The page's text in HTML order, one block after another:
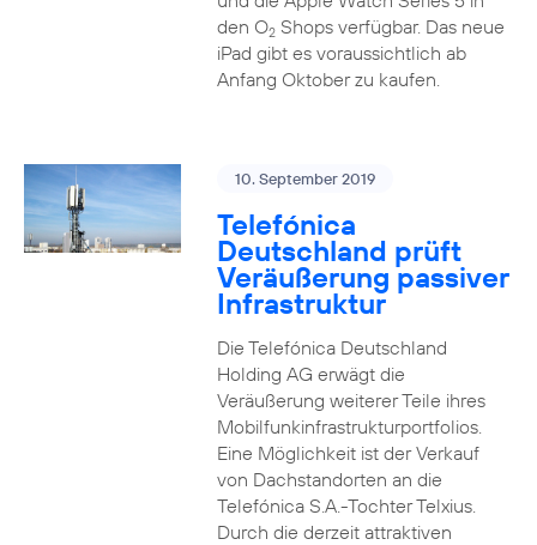
den O2Shops verfügbar. Das neue
iPad gibt es voraussichtlich ab
Anfang Oktober zu kaufen.
10. September 2019
Telefónica
Deutschland prüft
Veräußerung passiver
Infrastruktur
Die Telefónica Deutschland
Holding AG erwägt die
Veräußerung weiterer Teile ihres
Mobilfunkinfrastrukturportfolios.
Eine Möglichkeit ist der Verkauf
von Dachstandorten an die
Telefónica S.A.-Tochter Telxius.
Durch die derzeit attraktiven